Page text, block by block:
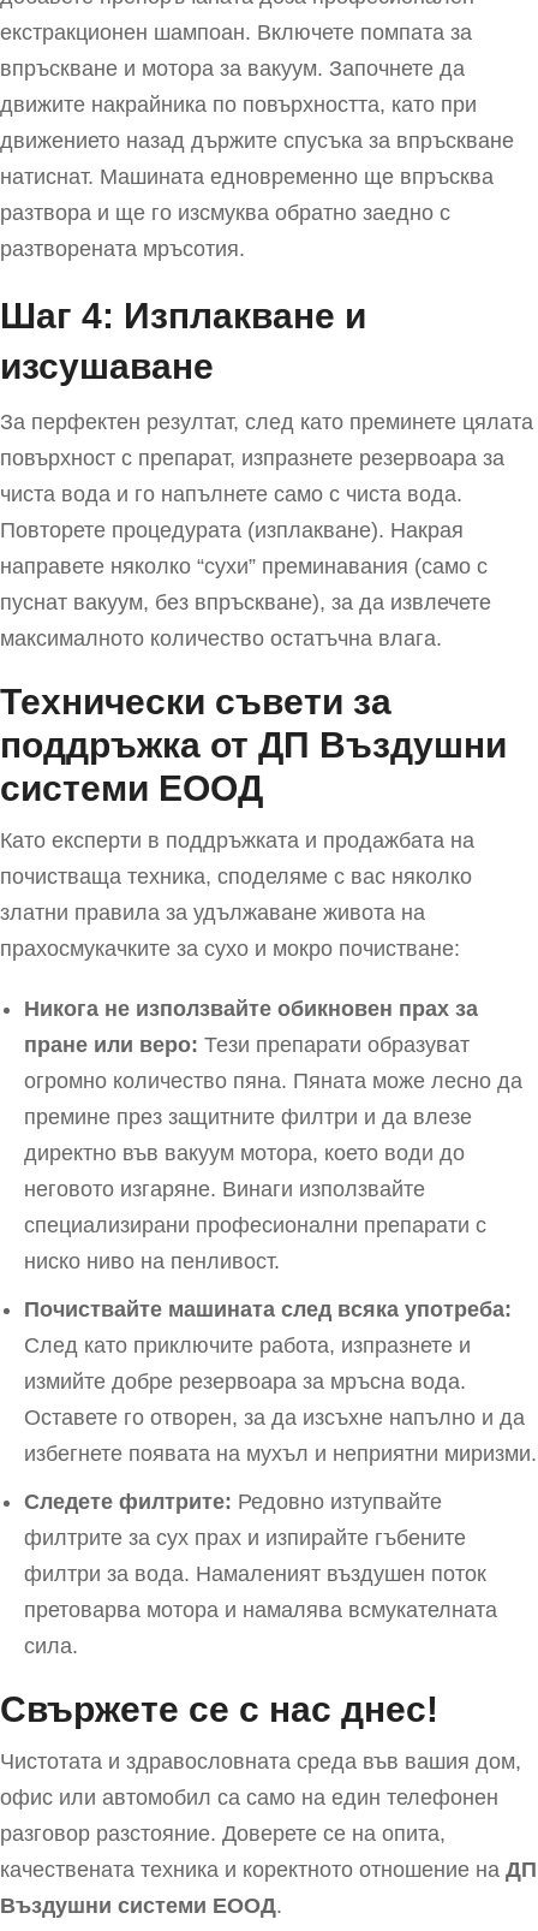
екстракционен шампоан. Включете помпата за
впръскване и мотора за вакуум. Започнете да
движите накрайника по повърхността, като при
движението назад държите спусъка за впръскване
натиснат. Машината едновременно ще впръсква
разтвора и ще го изсмуква обратно заедно с
разтворената мръсотия.
Шаг 4: Изплакване и
изсушаване
За перфектен резултат, след като преминете цялата
повърхност с препарат, изпразнете резервоара за
чиста вода и го напълнете само с чиста вода.
Повторете процедурата (изплакване). Накрая
направете няколко “сухи” преминавания (само с
пуснат вакуум, без впръскване), за да извлечете
максималното количество остатъчна влага.
Технически съвети за
поддръжка от ДП Въздушни
системи EООД
Като експерти в поддръжката и продажбата на
почистваща техника, споделяме с вас няколко
златни правила за удължаване живота на
прахосмукачките за сухо и мокро почистване:
Никога не използвайте обикновен прах за
пране или веро: Тези препарати образуват
огромно количество пяна. Пяната може лесно да
премине през защитните филтри и да влезе
директно във вакуум мотора, което води до
неговото изгаряне. Винаги използвайте
специализирани професионални препарати с
ниско ниво на пенливост.
Почиствайте машината след всяка употреба:
След като приключите работа, изпразнете и
измийте добре резервоара за мръсна вода.
Оставете го отворен, за да изсъхне напълно и да
избегнете появата на мухъл и неприятни миризми.
Следете филтрите: Редовно изтупвайте
филтрите за сух прах и изпирайте гъбените
филтри за вода. Намаленият въздушен поток
претоварва мотора и намалява всмукателната
сила.
Свържете се с нас днес!
Чистотата и здравословната среда във вашия дом,
офис или автомобил са само на един телефонен
разговор разстояние. Доверете се на опита,
качествената техника и коректното отношение на ДП
Въздушни системи EООД.